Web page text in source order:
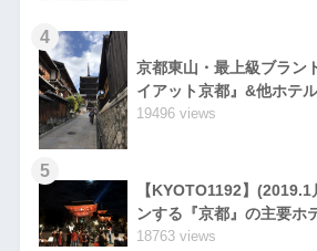
4
京都東山・最上級ブラン
イアット京都』&他ホテ
19496 views
5
【KYOTO1192】
ンする『京都』の主要ホ
18763 views